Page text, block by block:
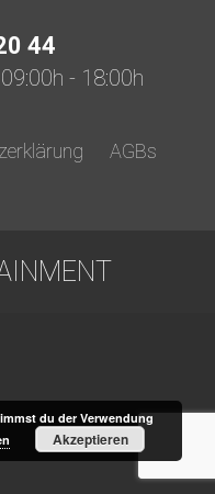
44
- 18:00h
AGBs
du der Verwendung
Akzeptieren